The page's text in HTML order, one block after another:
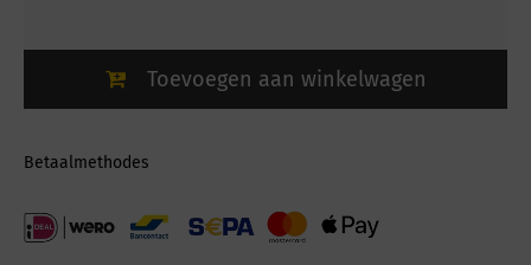
Toevoegen aan winkelwagen
Betaalmethodes